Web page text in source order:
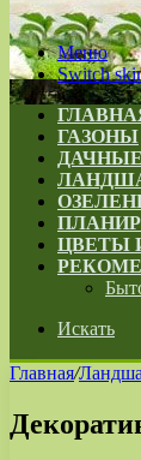
Меню
Switch
ГАЗОНЫ
ЦВЕТЫ
Искать
Главная/